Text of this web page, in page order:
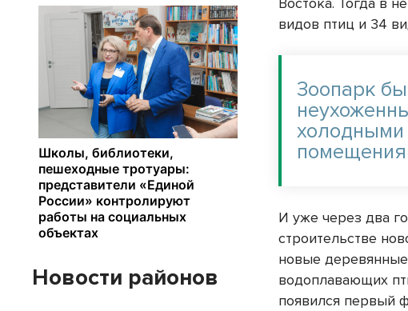
видов птиц и 34
Зоопарк
И уже через два
строительстве
новые
водоплавающих
появился первый
Новости районов